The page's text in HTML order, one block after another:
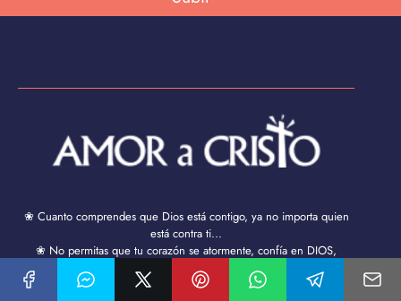
❀ Cuanto comprendes que Dios está contigo, ya no importa quien
está contra ti...
❀ No permitas que tu corazón se atormente, confía en DIOS,
entrégale a Él todo lo que te preocupa y déjalo en sus manos. ¡Dios
puede hacer todo, menos fallarte!